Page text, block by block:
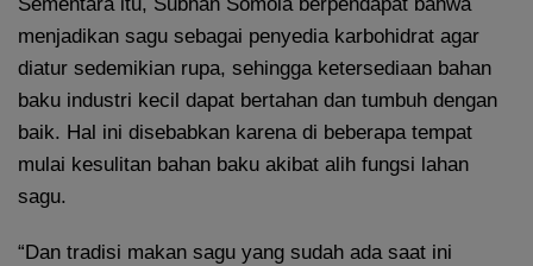
Sementara itu, Subhan Somola berpendapat bahwa
menjadikan sagu sebagai penyedia karbohidrat agar
diatur sedemikian rupa, sehingga ketersediaan bahan
baku industri kecil dapat bertahan dan tumbuh dengan
baik. Hal ini disebabkan karena di beberapa tempat
mulai kesulitan bahan baku akibat alih fungsi lahan
sagu.
“Dan tradisi makan sagu yang sudah ada saat ini